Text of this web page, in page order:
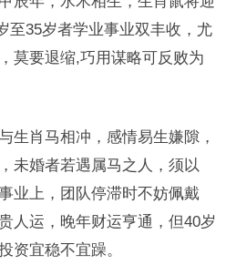
至35岁者学业事业双丰收，尤
莫要退缩,巧用谋略可反败为
生肖马相冲，感情易生嫌隙，
未婚者若遇属马之人，须以
业上，团队停滞时不妨佩戴
人运，晚年财运亨通，但40岁
资宜稳不宜躁。